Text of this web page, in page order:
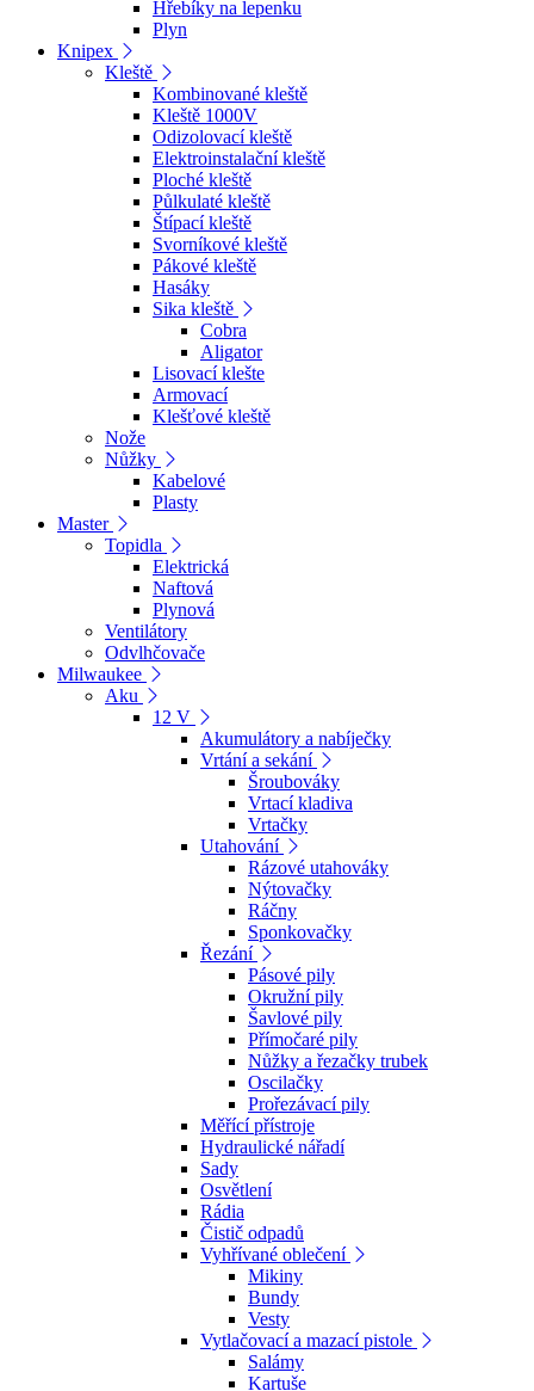
Hřebíky na lepenku
Plyn
Knipex
Kleště
Kombinované kleště
Kleště 1000V
Odizolovací kleště
Elektroinstalační kleště
Ploché kleště
Půlkulaté kleště
Štípací kleště
Svorníkové kleště
Pákové kleště
Hasáky
Sika kleště
Cobra
Aligator
Lisovací klešte
Armovací
Klešťové kleště
Nože
Nůžky
Kabelové
Plasty
Master
Topidla
Elektrická
Naftová
Plynová
Ventilátory
Odvlhčovače
Milwaukee
Aku
12 V
Akumulátory a nabíječky
Vrtání a sekání
Šroubováky
Vrtací kladiva
Vrtačky
Utahování
Rázové utahováky
Nýtovačky
Ráčny
Sponkovačky
Řezání
Pásové pily
Okružní pily
Šavlové pily
Přímočaré pily
Nůžky a řezačky trubek
Oscilačky
Prořezávací pily
Měřící přístroje
Hydraulické nářadí
Sady
Osvětlení
Rádia
Čistič odpadů
Vyhřívané oblečení
Mikiny
Bundy
Vesty
Vytlačovací a mazací pistole
Salámy
Kartuše